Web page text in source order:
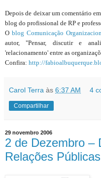
Depois de deixar um comentário
blog do profissional de RP e
O blog Comunicação
autor, "Pensar, discutir e
'relacionamento' entre as
Confira: http://
Carol Terra às 6:37 AM 4
Compartilhar
29 novembro 2006
2 de Dezembro –
Relações Públicas